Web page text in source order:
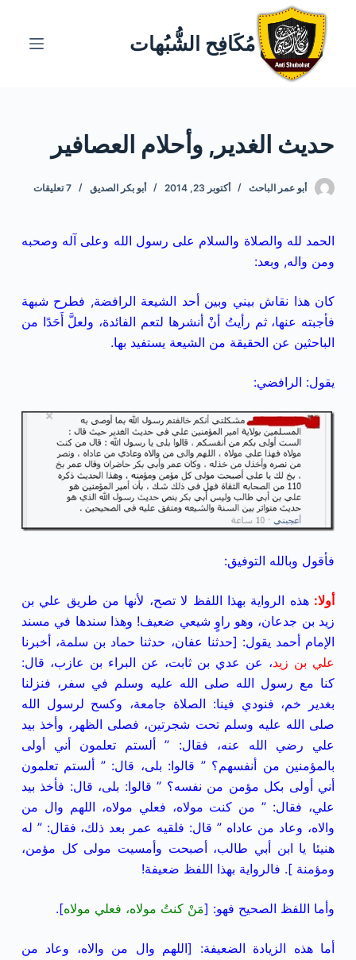
مُكَافِح الشُّبُهات
حديث الغدير, وأحلام العصافير
أبو عمر الباحث أكتوبر 23, 2014 أبو بكر الصديق 7 تعليقات
الحمد لله والصلاة والسلام على رسول الله وعلى آله وصحبه
ومن واله, وبعد:
كان هذا نقاش بيني وبين أحد الشيعة الرافضة, فطرح شبهة
فأجبته عنها، ثم رأيتُ أنْ أنشرها لتعم الفائدة، ولعلَّ أَحَدًا من
الباحثين عن الحقيقة من الشيعة يستفيد بها.
يقول: الرافضي:
فأقول وبالله التوفيق:
أولا: هذه الرواية بهذا اللفظ لا تصح، لأنها من طريق علي بن
زيد بن جدعان، وهو راوٍ شيعي ضعيف! وهذا سندها في مسند
الإمام أحمد يقول: [حدثنا عفان، حدثنا حماد بن سلمة، أخبرنا
علي بن زيد، عن عدي بن ثابت، عن البراء بن عازب، قال:
كنا مع رسول الله صلى الله عليه وسلم في سفر، فنزلنا
بغدير خم، فنودي فينا: الصلاة جامعة، وكسح لرسول الله
صلى الله عليه وسلم تحت شجرتين، فصلى الظهر، وأخذ بيد
علي رضي الله عنه، فقال: ” ألستم تعلمون أني أولى
بالمؤمنين من أنفسهم؟ ” قالوا: بلى، قال: ” ألستم تعلمون
أني أولى بكل مؤمن من نفسه؟ ” قالوا: بلى، قال: فأخذ بيد
علي، فقال: ” من كنت مولاه، فعلي مولاه، اللهم وال من
والاه، وعاد من عاداه ” قال: فلقيه عمر بعد ذلك، فقال: ” له
هنيئا يا ابن أبي طالب، أصبحت وأمسيت مولى كل مؤمن،
ومؤمنة ]. فالرواية بهذا اللفظ ضعيفة!
وأما اللفظ الصحيح فهو: [مَنْ كنتُ مولاه، فعلي مولاه].
أما هذه الزيادة الضعيفة: [اللهم وال من والاه، وعاد من